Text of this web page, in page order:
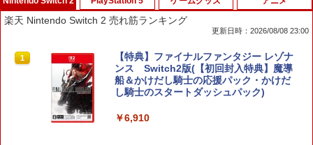
楽天 Nintendo Switch 2 売れ筋ランキング
更新日時：2026/08/08 23:00
1
【特典】ファイナルファンタジー レゾナ
ンス Switch2版(【初回封入特典】魔導
船＆かけだし騎士の応援パック・かけだ
し騎士のスタートダッシュパック)
￥6,910